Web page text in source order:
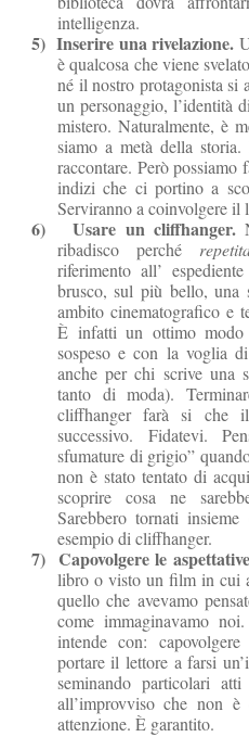
intelligenza.
5) Inserire una rivelazione.
è qualcosa che viene
né il nostro protagonista si
un personaggio, l’identità
mistero. Naturalmente, è
siamo a metà della
raccontare. Però
indizi che ci portino a
Serviranno a coinvolgere il
6) Usare un cliffhanger.
ribadisco perché
riferimento all’
brusco, sul più bello, una
ambito cinematografico e
È infatti un ottimo
sospeso e con la voglia
anche per chi scrive una
tanto di moda).
cliffhanger farà si che
successivo. Fidatevi.
sfumature di grigio”
non è stato tentato di
scoprire cosa ne
Sarebbero tornati
esempio di cliffhanger.
7) Capovolgere le
libro o visto un film in cui
quello che avevamo
come immaginavamo
intende con:
portare il lettore a farsi
seminando particolari
all’improvviso che non
attenzione. È garantito.